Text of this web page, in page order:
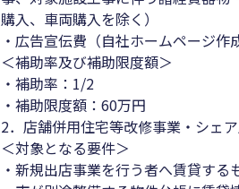
購入、車両購入を除く）
・広告宣伝費（自社ホームページ作
＜補助率及び補助限度額＞
・補助率：1/2
・補助限度額：60万円
2．店舗併用住宅等改修事業・シェ
＜対象となる要件＞
・新規出店事業を行う者へ賃貸する